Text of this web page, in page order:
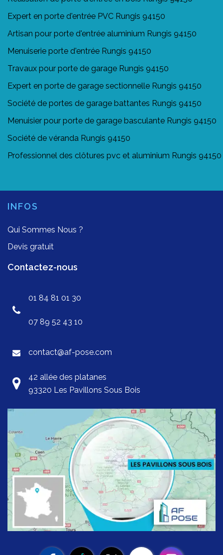
Expert en porte d'entrée PVC Rungis 94150
Artisan pour porte d'entrée aluminium Rungis 94150
Menuiserie porte d'entrée Rungis 94150
Travaux pour porte de garage Rungis 94150
Expert en porte de garage sectionnelle Rungis 94150
Société de portes de garage battantes Rungis 94150
Menuisier pour porte de garage basculante Rungis 94150
Société de véranda Rungis 94150
Professionnel des clôtures pvc et aluminium Rungis 94150
INFOS
Qui Sommes Nous ?
Devis gratuit
Contactez-nous
01 84 81 01 30
07 89 52 43 10
contact@af-pose.com
42 allée des platanes
93320 Les Pavillons Sous Bois